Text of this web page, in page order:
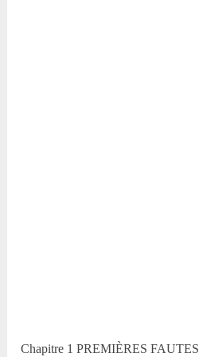
Chapitre 1 PREMIÈRES FAUTES